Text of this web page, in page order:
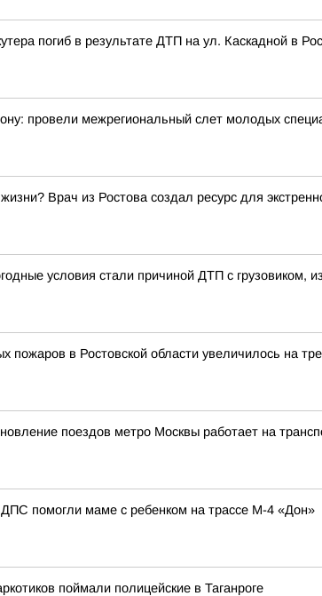
погиб в результате ДТП на ул. Каскадной в
провели межрегиональный слет молодых
жизни? Врач из Ростова создал ресурс для
условия стали причиной ДТП с грузовиком,
пожаров в Ростовской области увеличилось на
поездов метро Москвы работает на
помогли маме с ребенком на трассе М-4 «Дон»
поймали полицейские в Таганроге